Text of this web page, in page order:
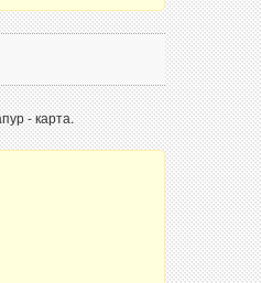
- карта.